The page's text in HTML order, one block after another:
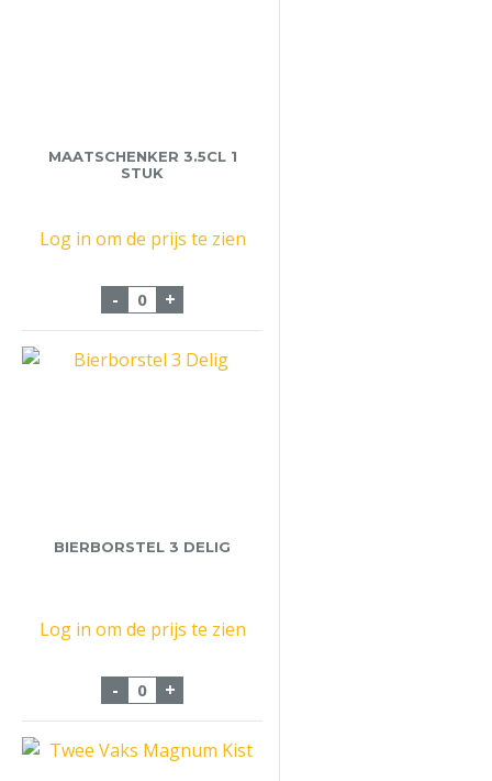
MAATSCHENKER 3.5CL 1
STUK
Log in om de prijs te zien
- Maatschenker 3.5cl 1 stuk aantal
+
BIERBORSTEL 3 DELIG
Log in om de prijs te zien
- Bierborstel 3 Delig aantal
+